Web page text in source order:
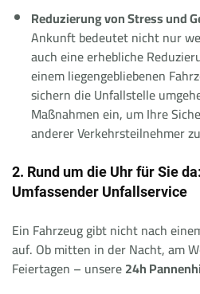
Reduzierung von Stress und
Ankunft bedeutet nicht nur
auch eine erhebliche
einem liegengebliebenen
sichern die Unfallstelle
Maßnahmen ein, um Ihre
anderer Verkehrsteilnehmer
2. Rund um die Uhr für Sie
Umfassender Unfallservice
Ein Fahrzeug gibt nicht nach
auf. Ob mitten in der Nacht, am
Feiertagen – unsere24h